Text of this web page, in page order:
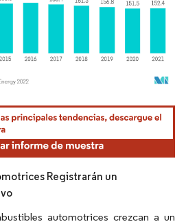
uso requiere atribución según CC BY 4.0.
Registrarán un
automotrices crezcan a un